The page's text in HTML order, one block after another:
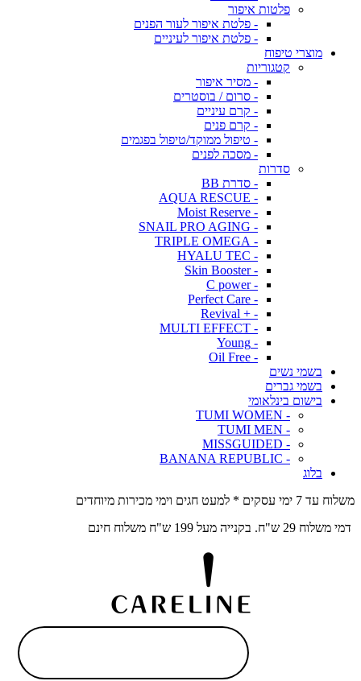
פלטות איפור
- פלטת איפור לעור הפנים
- פלטת איפור לעיניים
מוצרי טיפוח
קטגוריות
- מסיר איפור
- סרום / בוסטרים
- קרם עיניים
- קרם פנים
- טיפול ממוקד/טיפול בפגמים
- מסכה לפנים
סדרות
- סדרת BB
- AQUA RESCUE
- Moist Reserve
- SNAIL PRO AGING
- TRIPLE OMEGA
- HYALU TEC
- Skin Booster
- C power
- Perfect Care
- + Revival
- MULTI EFFECT
- Young
- Oil Free
בשמי נשים
בשמי גברים
בישום בינלאומי
- TUMI WOMEN
- TUMI MEN
- MISSGUIDED
- BANANA REPUBLIC
בלוג
משלוח עד 7 ימי עסקים * למעט חגים וימי מכירות מיוחדים
דמי משלוח 29 ש"ח. בקנייה מעל 199 ש"ח משלוח חינם